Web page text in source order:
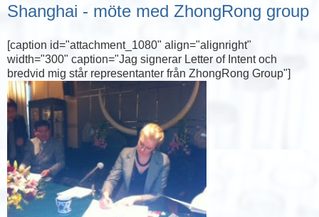
Shanghai - möte med ZhongRong group
[caption id="attachment_1080" align="alignright"
width="300" caption="Jag signerar Letter of Intent och
bredvid mig står representanter från ZhongRong Group"]